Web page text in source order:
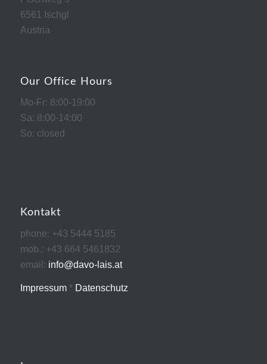
6561 Ischgl
Austria
Our Office Hours
Mo-Fr: 8:00-19:00
Sa: 8:00-14:00
So: closed
Kontakt
phone: +43 5444 5185
mob.: +43 664 5461832
email: info@davo-lais.at
Impressum* Datenschutz